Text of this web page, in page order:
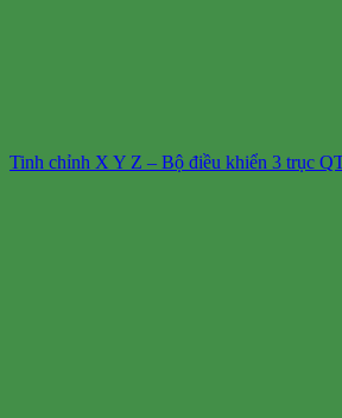
Tinh chỉnh X Y Z – Bộ điều khiển 3 trục